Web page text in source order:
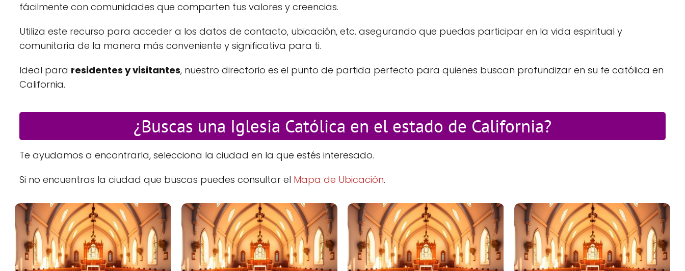
fácilmente con comunidades que comparten tus valores y creencias.
Utiliza este recurso para acceder a los datos de contacto, ubicación, etc. asegurando que puedas participar en la vida espiritual y
comunitaria de la manera más conveniente y significativa para ti.
Ideal para residentes y visitantes, nuestro directorio es el punto de partida perfecto para quienes buscan profundizar en su fe católica en
California.
¿Buscas una Iglesia Católica en el estado de California?
Te ayudamos a encontrarla, selecciona la ciudad en la que estés interesado.
Si no encuentras la ciudad que buscas puedes consultar el Mapa de Ubicación.